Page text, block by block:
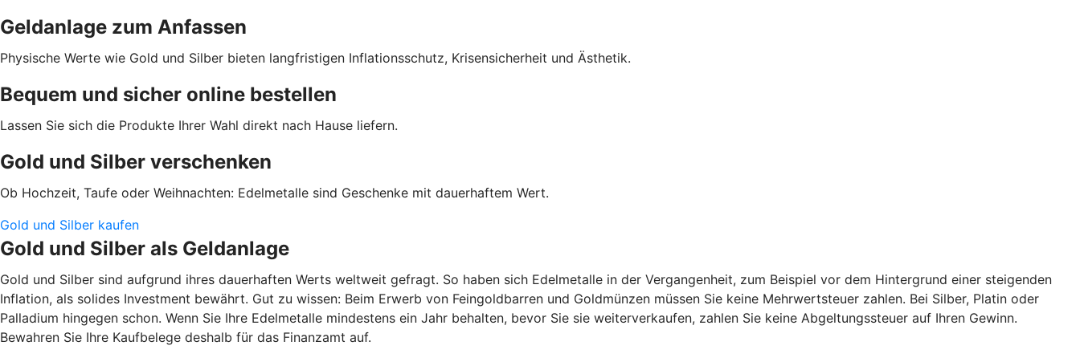
Geldanlage zum Anfassen
Physische Werte wie Gold und Silber bieten langfristigen Inflationsschutz, Krisensicherheit und Ästhetik.
Bequem und sicher online bestellen
Lassen Sie sich die Produkte Ihrer Wahl direkt nach Hause liefern.
Gold und Silber verschenken
Ob Hochzeit, Taufe oder Weihnachten: Edelmetalle sind Geschenke mit dauerhaftem Wert.
Gold und Silber kaufen
Gold und Silber als Geldanlage
Gold und Silber sind aufgrund ihres dauerhaften Werts weltweit gefragt. So haben sich Edelmetalle in der Vergangenheit, zum Beispiel vor dem Hintergrund einer steigenden
Inflation, als solides Investment bewährt. Gut zu wissen: Beim Erwerb von Feingoldbarren und Goldmünzen müssen Sie keine Mehrwertsteuer zahlen. Bei Silber, Platin oder
Palladium hingegen schon. Wenn Sie Ihre Edelmetalle mindestens ein Jahr behalten, bevor Sie sie weiterverkaufen, zahlen Sie keine Abgeltungssteuer auf Ihren Gewinn.
Bewahren Sie Ihre Kaufbelege deshalb für das Finanzamt auf.